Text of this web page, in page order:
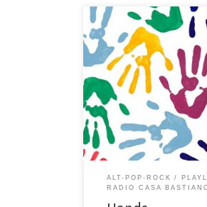
Playlist solare, oserei dire
può dire!). Parte rock con
The Hot Rats, prosegue
Heavy, Babylon Circus,
Porutaria su tutti, torna
e Richmond Fontaine e […]
ALT-POP-ROCK
RADIO CASA